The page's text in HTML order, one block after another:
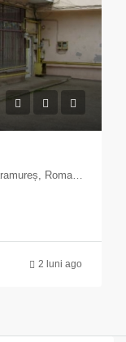
Strada Barajului, Ferneziu, Baia Mare, Maramureș, Romania
2 luni ago